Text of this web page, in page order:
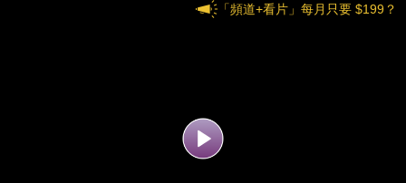
「頻道+看片」每月只要 $199？